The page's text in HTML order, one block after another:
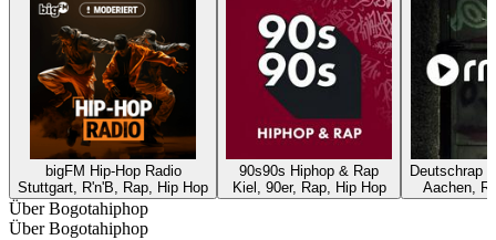
bigFM Hip-Hop Radio
Stuttgart, R'n'B, Rap, Hip Hop
90s90s Hiphop & Rap
Kiel, 90er, Rap, Hip Hop
Deutschrap
Aachen,
Über Bogotahiphop
Über Bogotahiphop